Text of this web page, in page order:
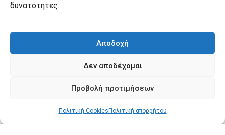
δυνατότητες.
Αποδοχή
Δεν αποδέχομαι
Προβολή προτιμήσεων
Πολιτική Cookies Πολιτική απορρήτου